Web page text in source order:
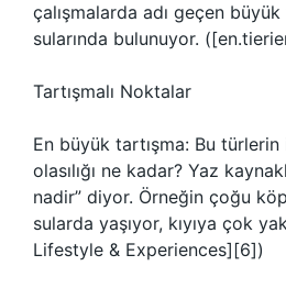
çalışmalarda adı geçen büyük
sularında bulunuyor.
Tartışmalı Noktalar
En büyük tartışma: Bu türlerin
olasılığı ne kadar? Yaz
nadir” diyor. Örneğin çoğu
sularda yaşıyor, kıyıya çok
Lifestyle & Experiences][6])